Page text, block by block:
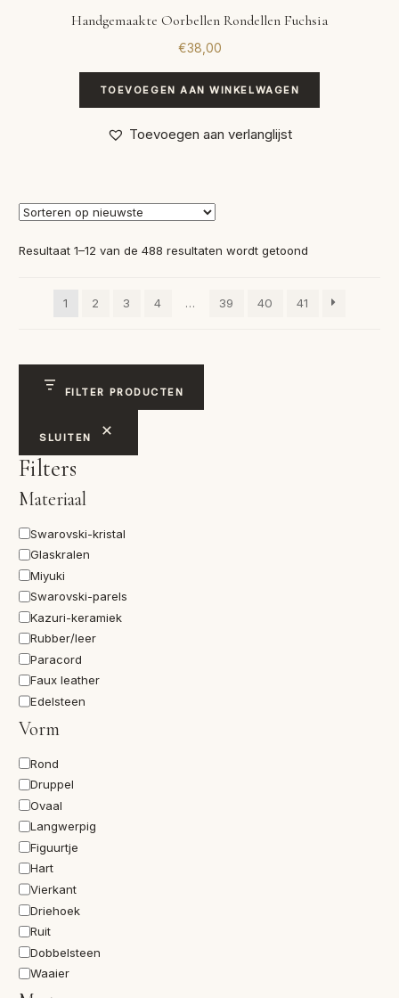
Handgemaakte Oorbellen Rondellen Fuchsia
€38,00
TOEVOEGEN AAN WINKELWAGEN
Toevoegen aan verlanglijst
Resultaat 1–12 van de 488 resultaten wordt getoond
1
2 3 4 … 39 40 41
FILTER PRODUCTEN
SLUITEN
Filters
Materiaal
Materiaal
Swarovski-kristal
Glaskralen
Miyuki
Swarovski-parels
Kazuri-keramiek
Rubber/leer
Paracord
Faux leather
Edelsteen
Vorm
Vorm
Rond
Druppel
Ovaal
Langwerpig
Figuurtje
Hart
Vierkant
Driehoek
Ruit
Dobbelsteen
Waaier